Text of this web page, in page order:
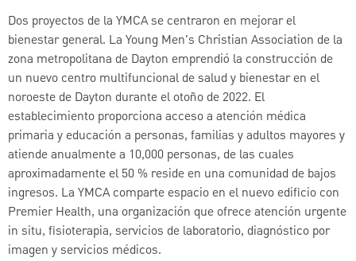
Dos proyectos de la YMCA se centraron en mejorar el
bienestar general. La Young Men's Christian Association de la
zona metropolitana de Dayton emprendió la construcción de
un nuevo centro multifuncional de salud y bienestar en el
noroeste de Dayton durante el otoño de 2022. El
establecimiento proporciona acceso a atención médica
primaria y educación a personas, familias y adultos mayores y
atiende anualmente a 10,000 personas, de las cuales
aproximadamente el 50 % reside en una comunidad de bajos
ingresos. La YMCA comparte espacio en el nuevo edificio con
Premier Health, una organización que ofrece atención urgente
in situ, fisioterapia, servicios de laboratorio, diagnóstico por
imagen y servicios médicos.